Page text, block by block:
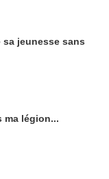
jeunesse sans
ma légion...